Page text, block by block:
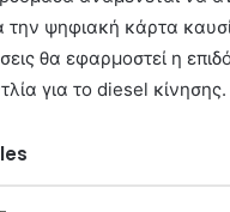
την ψηφιακή κάρτα
θα εφαρμοστεί η
για το diesel κίνησης.